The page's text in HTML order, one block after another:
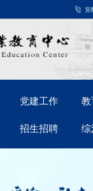
党建工作
招生招聘